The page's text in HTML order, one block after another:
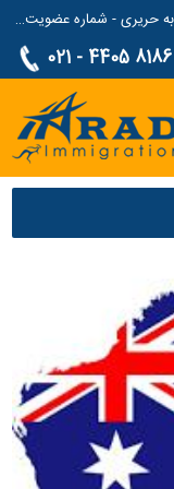
امور ویزا و مهاجرت توسط وکیل رسمی عضو مارا سودابه حریری - شماره عضویت مارا: 1687507
021 - 4405 8186